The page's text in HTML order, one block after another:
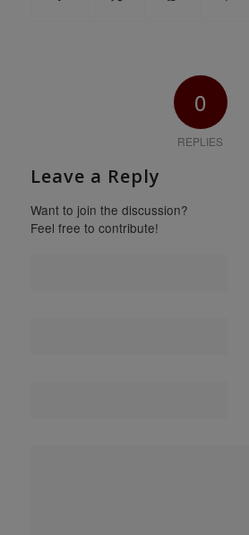
0
REPLIES
Leave a Reply
Want to join the discussion?
Feel free to contribute!